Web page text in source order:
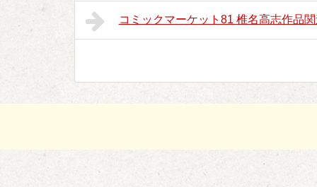
コミックマーケット81 椎名高志作品